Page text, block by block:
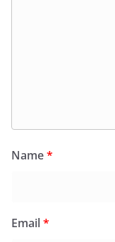
Name*
Email*